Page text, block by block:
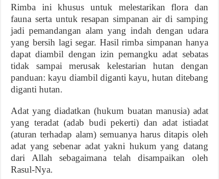
Rimba ini khusus untuk melestarikan flora dan
fauna serta untuk resapan simpanan air di samping
jadi pemandangan alam yang indah dengan udara
yang bersih lagi segar. Hasil rimba simpanan hanya
dapat diambil dengan izin pemangku adat sebatas
tidak sampai merusak kelestarian hutan dengan
panduan: kayu diambil diganti kayu, hutan ditebang
diganti hutan.
Adat yang diadatkan (hukum buatan manusia) adat
yang teradat (adab budi pekerti) dan adat istiadat
(aturan terhadap alam) semuanya harus ditapis oleh
adat yang sebenar adat yakni hukum yang datang
dari Allah sebagaimana telah disampaikan oleh
Rasul-Nya.